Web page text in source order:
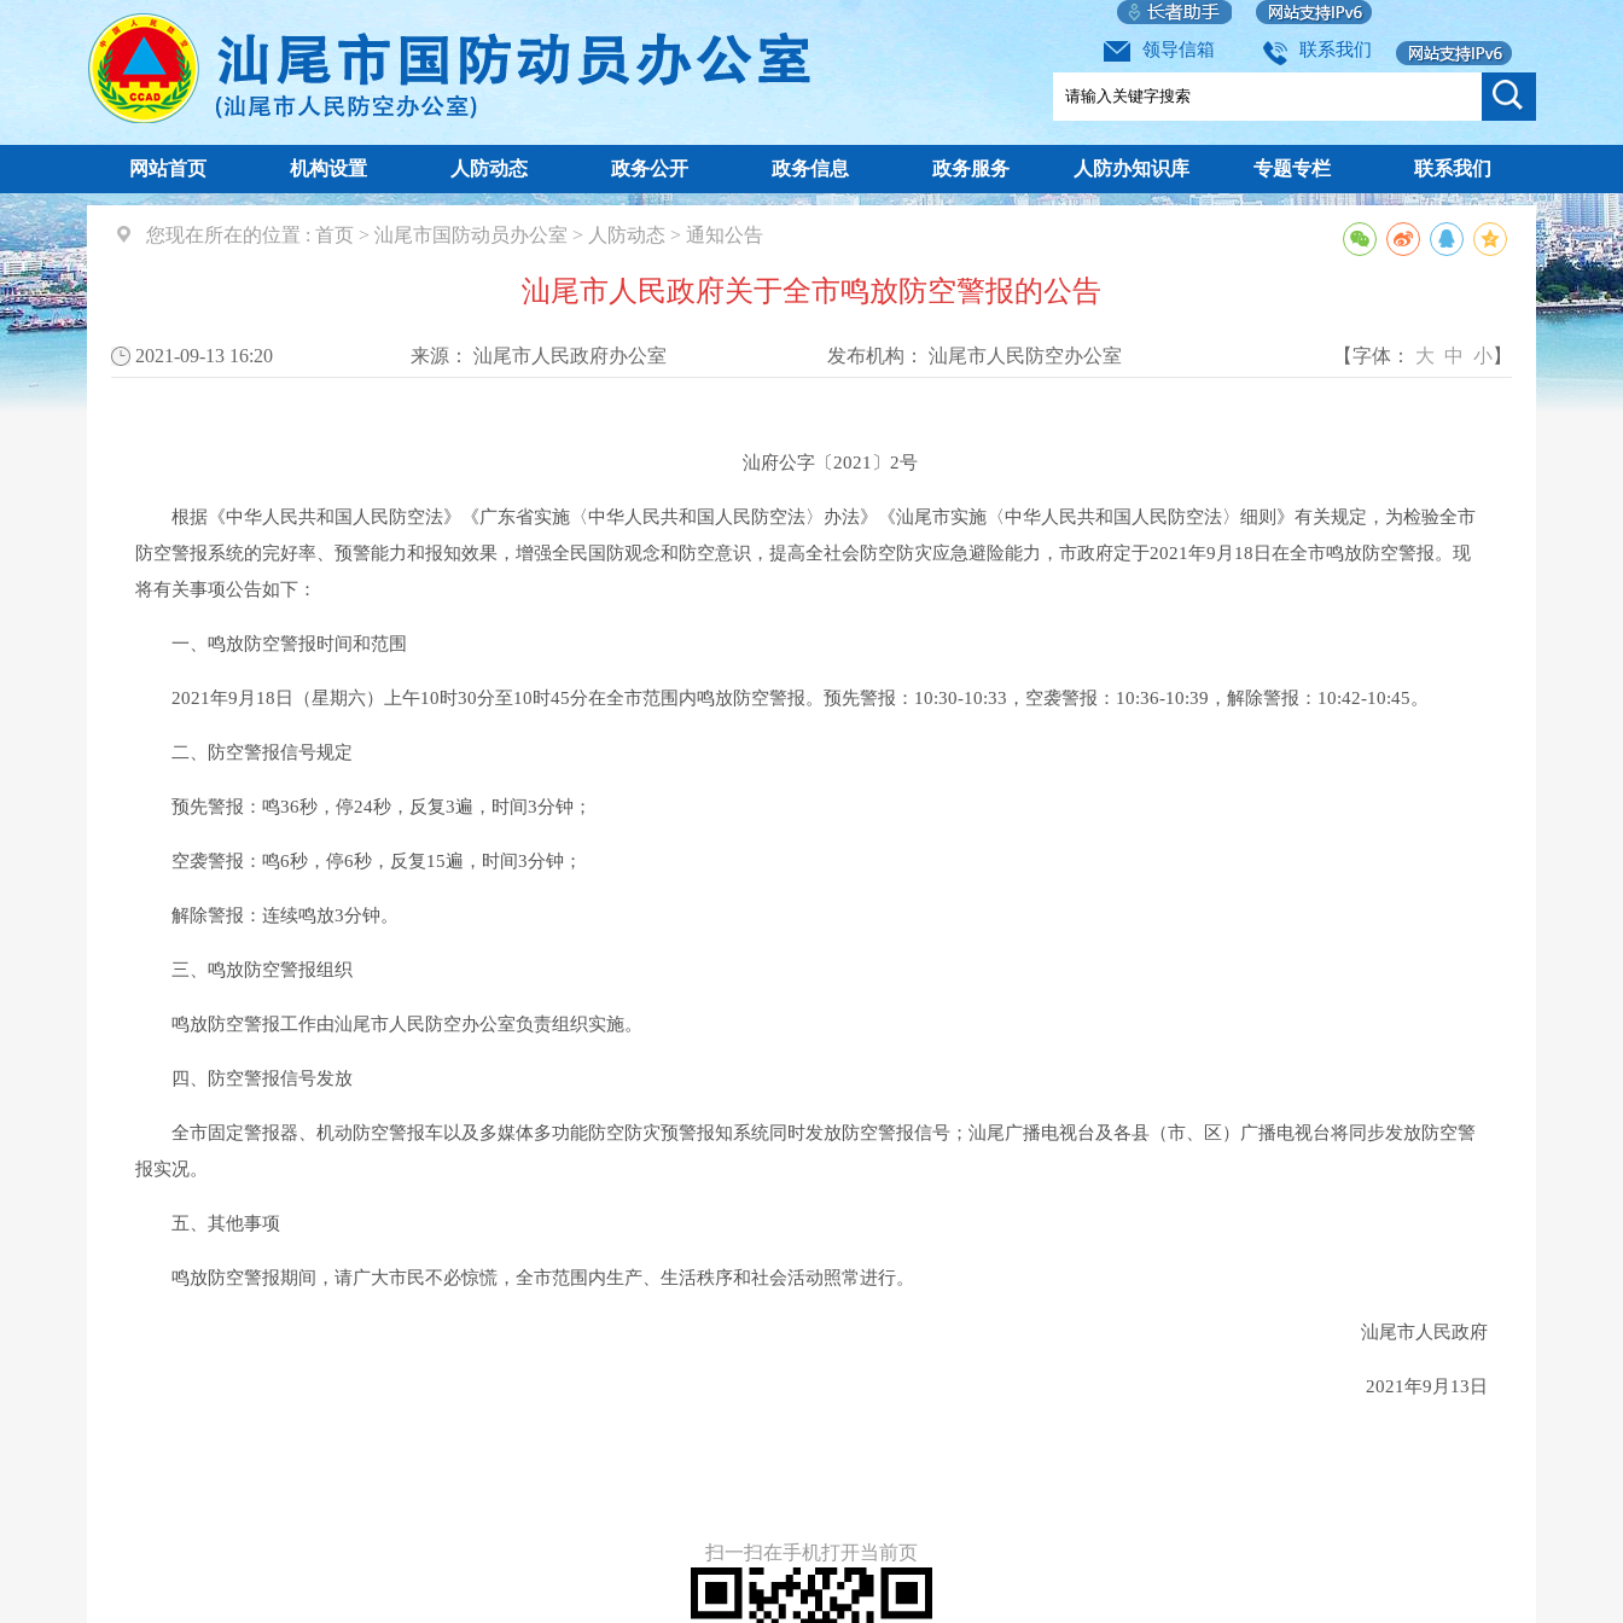
领导信箱 联系我们
网站首页 机构设置 人防动态 政务公开 政务信息 政务服务 人防办知识库 专题专栏 联系我们
您现在所在的位置 : 首页 > 汕尾市国防动员办公室 > 人防动态 > 通知公告
汕尾市人民政府关于全市鸣放防空警报的公告
2021-09-13 16:20 来源： 汕尾市人民政府办公室 发布机构： 汕尾市人民防空办公室 【字体： 大 中 小】
汕府公字〔2021〕2号
根据《中华人民共和国人民防空法》《广东省实施〈中华人民共和国人民防空法〉办法》《汕尾市实施〈中华人民共和国人民防空法〉细则》有关规定，为检验全市
防空警报系统的完好率、预警能力和报知效果，增强全民国防观念和防空意识，提高全社会防空防灾应急避险能力，市政府定于2021年9月18日在全市鸣放防空警报。现
将有关事项公告如下：
一、鸣放防空警报时间和范围
2021年9月18日（星期六）上午10时30分至10时45分在全市范围内鸣放防空警报。预先警报：10:30-10:33，空袭警报：10:36-10:39，解除警报：10:42-10:45。
二、防空警报信号规定
预先警报：鸣36秒，停24秒，反复3遍，时间3分钟；
空袭警报：鸣6秒，停6秒，反复15遍，时间3分钟；
解除警报：连续鸣放3分钟。
三、鸣放防空警报组织
鸣放防空警报工作由汕尾市人民防空办公室负责组织实施。
四、防空警报信号发放
全市固定警报器、机动防空警报车以及多媒体多功能防空防灾预警报知系统同时发放防空警报信号；汕尾广播电视台及各县（市、区）广播电视台将同步发放防空警
报实况。
五、其他事项
鸣放防空警报期间，请广大市民不必惊慌，全市范围内生产、生活秩序和社会活动照常进行。
汕尾市人民政府
2021年9月13日
扫一扫在手机打开当前页